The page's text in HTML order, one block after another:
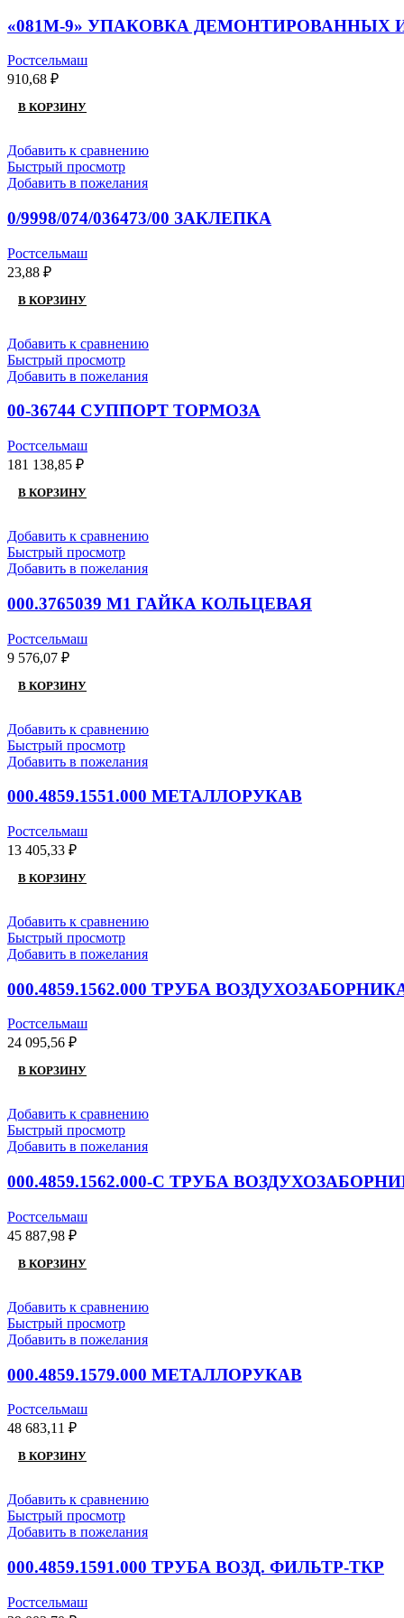
«081М-9» УПАКОВКА ДЕМОНТИРОВАННЫХ
Ростсельмаш
910,68 ₽
В КОРЗИНУ
Добавить к сравнению
Быстрый просмотр
Добавить в пожелания
0/9998/074/036473/00 ЗАКЛЕПКА
Ростсельмаш
23,88 ₽
В КОРЗИНУ
Добавить к сравнению
Быстрый просмотр
Добавить в пожелания
00-36744 СУППОРТ ТОРМОЗА
Ростсельмаш
181 138,85 ₽
В КОРЗИНУ
Добавить к сравнению
Быстрый просмотр
Добавить в пожелания
000.3765039 M1 ГАЙКА КОЛЬЦЕВАЯ
Ростсельмаш
9 576,07 ₽
В КОРЗИНУ
Добавить к сравнению
Быстрый просмотр
Добавить в пожелания
000.4859.1551.000 МЕТАЛЛОРУКАВ
Ростсельмаш
13 405,33 ₽
В КОРЗИНУ
Добавить к сравнению
Быстрый просмотр
Добавить в пожелания
000.4859.1562.000 ТРУБА
Ростсельмаш
24 095,56 ₽
В КОРЗИНУ
Добавить к сравнению
Быстрый просмотр
Добавить в пожелания
000.4859.1562.000-С ТРУБА
Ростсельмаш
45 887,98 ₽
В КОРЗИНУ
Добавить к сравнению
Быстрый просмотр
Добавить в пожелания
000.4859.1579.000 МЕТАЛЛОРУКАВ
Ростсельмаш
48 683,11 ₽
В КОРЗИНУ
Добавить к сравнению
Быстрый просмотр
Добавить в пожелания
000.4859.1591.000 ТРУБА ВОЗД. ФИЛЬТР-ТКР
Ростсельмаш